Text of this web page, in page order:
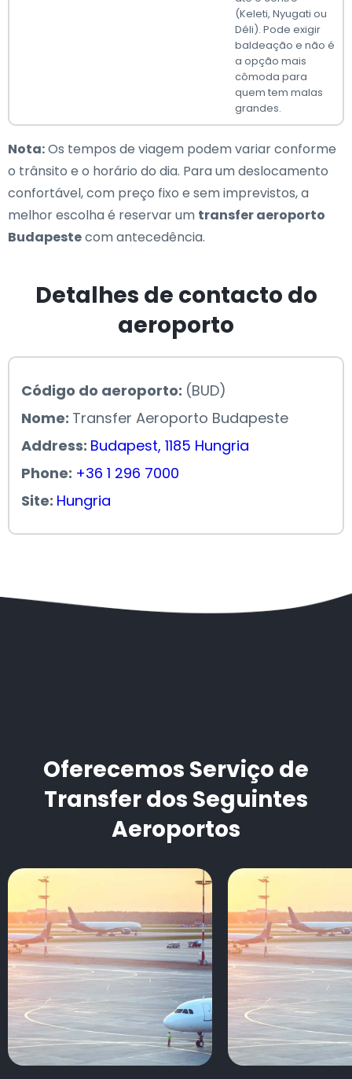
(Keleti, Nyugati ou
Déli). Pode exigir
baldeação e não é
a opção mais
cômoda para
quem tem malas
grandes.
Nota:Os tempos de viagem podem variar conforme
o trânsito e o horário do dia. Para um deslocamento
confortável, com preço fixo e sem imprevistos, a
melhor escolha é reservar um transfer aeroporto
Budapestecom antecedência.
Detalhes de contacto do
aeroporto
Código do aeroporto: (BUD)
Nome: Transfer Aeroporto Budapeste
Address: Budapest, 1185 Hungria
Phone: +36 1 296 7000
Site: Hungria
Oferecemos Serviço de
Transfer dos Seguintes
Aeroportos